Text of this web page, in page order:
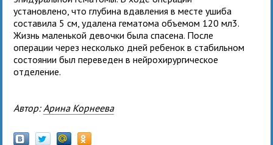
установлено, что глубина вдавления в месте ушиба
составила 5 см, удалена гематома объемом 120 мл3.
Жизнь маленькой девочки была спасена. После
операции через несколько дней ребенок в стабильном
состоянии был переведен в нейрохирургическое
отделение.
Автор: Арина Корнеева